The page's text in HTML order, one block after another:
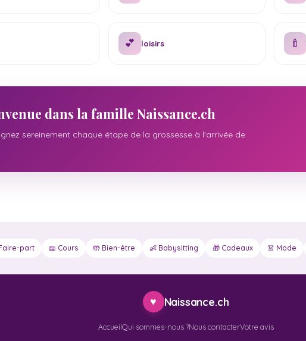
💕 loisirs 🍼
dans la famille Naissance.ch
sereinement chaque étape de la grossesse à l'arrivée de
part 📖 Cours 🤲 Bien-être 👶 Babysitting 🎁 Cadeaux 👗 Mode
♥ Naissance.ch
Accueil Qui sommes-nous ?Nous contacterVotre avis